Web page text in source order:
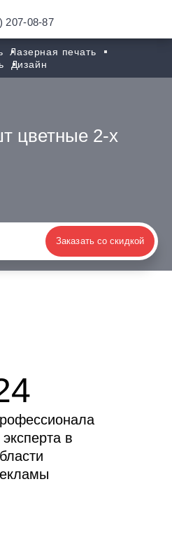
207-08-87
Лазерная печать
Дизайн
цветные 2-х
Заказать со скидкой
эксперта в